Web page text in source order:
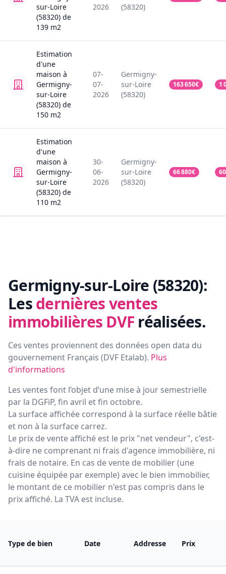
sur-Loire
(58320) de
139 m2
2026
(58320)
Estimation
d'une
maison à
Germigny-
sur-Loire
(58320) de
150 m2
07-
07-
2026
Germigny-
sur-Loire
(58320)
163 650€ 1
Estimation
d'une
maison à
Germigny-
sur-Loire
(58320) de
110 m2
30-
06-
2026
Germigny-
sur-Loire
(58320)
66 880€
Germigny-sur-Loire (58320):
Les dernières ventes
immobilières DVF réalisées.
Ces ventes proviennent des données open data du
gouvernement Français (DVF Etalab). Plus
d'informations
Les ventes font l’objet d’une mise à jour semestrielle
par la DGFiP, fin avril et fin octobre.
La surface affichée correspond à la surface réelle bâtie
et non à la surface carrez.
Le prix de vente affiché est le prix "net vendeur", c'est-
à-dire ne comprenant ni frais d'agence immobilière, ni
frais de notaire. En cas de vente de mobilier (une
cuisine équipée par exemple) avec le bien immobilier,
le montant de ce mobilier n'est pas compris dans le
prix affiché. La TVA est incluse.
Type de bien Date Addresse Prix